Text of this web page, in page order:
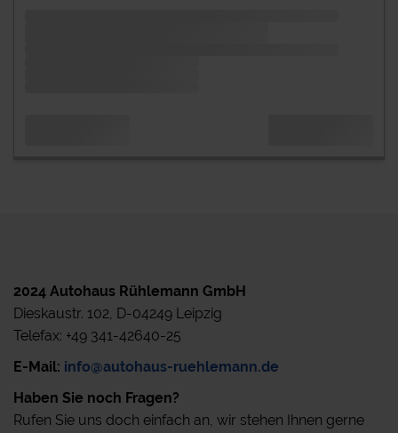
2024 Autohaus Rühlemann GmbH
Dieskaustr. 102, D-04249 Leipzig
Telefax: +49 341-42640-25
E-Mail: info@autohaus-ruehlemann.de
Haben Sie noch Fragen?
Rufen Sie uns doch einfach an, wir stehen Ihnen gerne